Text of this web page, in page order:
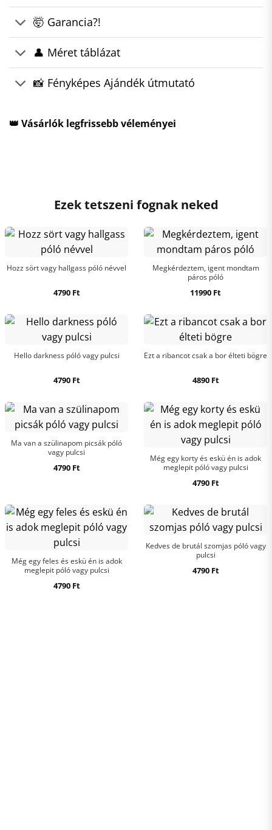
🤯 Garancia?!
👤 Méret táblázat
📸 Fényképes Ajándék útmutató
👑 Vásárlók legfrissebb véleményei
Ezek tetszeni fognak neked
Hozz sört vagy hallgass póló névvel
4790 Ft
Megkérdeztem, igent mondtam
páros póló
11990 Ft
Hello darkness póló vagy pulcsi
4790 Ft
Ezt a ribancot csak a bor élteti bögre
4890 Ft
Ma van a szülinapom picsák póló
vagy pulcsi
4790 Ft
Még egy korty és eskü én is adok
meglepit póló vagy pulcsi
4790 Ft
Még egy feles és eskü én is adok
meglepit póló vagy pulcsi
4790 Ft
Kedves de brutál szomjas póló vagy
pulcsi
4790 Ft